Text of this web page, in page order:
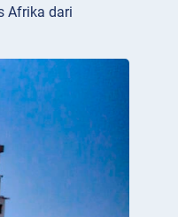
Afrika dari